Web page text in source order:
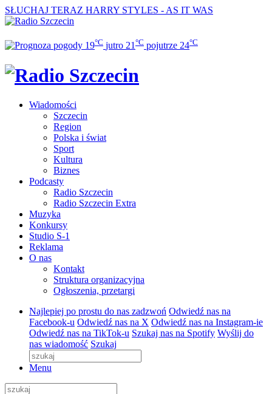
SŁUCHAJ TERAZ HARRY STYLES - AS IT WAS
19°C jutro 21 °C pojutrze 24°C
Wiadomości
Szczecin
Region
Polska i świat
Sport
Kultura
Biznes
Podcasty
Radio Szczecin
Radio Szczecin Extra
Muzyka
Konkursy
Studio S-1
Reklama
O nas
Kontakt
Struktura organizacyjna
Ogłoszenia, przetargi
Najlepiej po prostu do nas zadzwoń Odwiedź nas na
Facebook-u Odwiedź nas na X Odwiedź nas na Instagram-ie
Odwiedź nas na TikTok-u Szukaj nas na Spotify Wyślij do
nas wiadomość Szukaj
Menu